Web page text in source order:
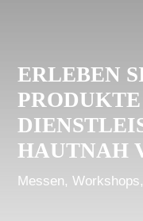
ERLEBEN
HAUTNAH
Messen,